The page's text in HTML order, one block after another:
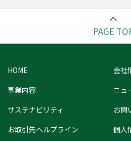
PAGE
HOME
会社
事業内容
ニュ
サステナビリティ
お問
お取引先ヘルプライン
個人